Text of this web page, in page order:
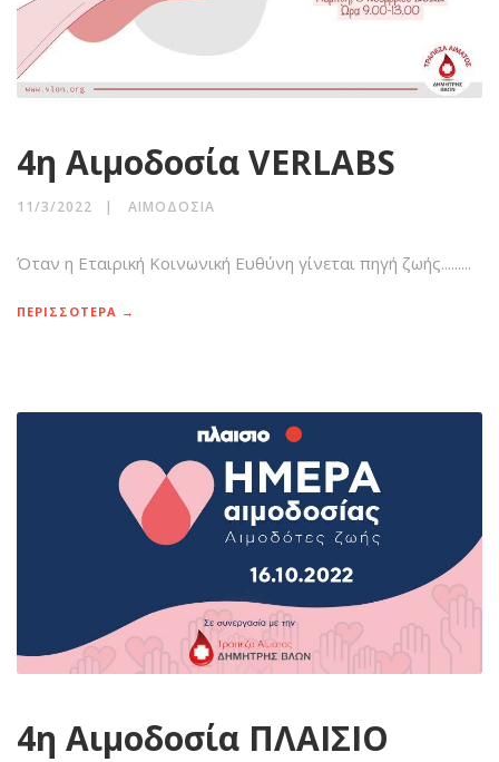
4η Αιμοδοσία VERLABS
11/3/2022 ΑΙΜΟΔΟΣΊΑ
Όταν η Εταιρική Κοινωνική Ευθύνη γίνεται πηγή ζωής.........
ΠΕΡΙΣΣΟΤΕΡΑ →
4η Αιμοδοσία ΠΛΑΙΣΙΟ